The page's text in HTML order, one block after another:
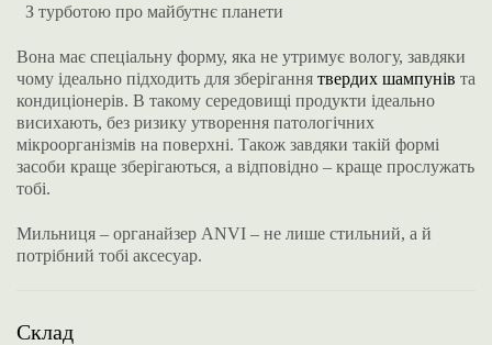
З турботою про майбутнє планети
Вона має спеціальну форму, яка не утримує вологу, завдяки
чому ідеально підходить для зберігання твердих шампунів та
кондиціонерів. В такому середовищі продукти ідеально
висихають, без ризику утворення патологічних
мікроорганізмів на поверхні. Також завдяки такій формі
засоби краще зберігаються, а відповідно – краще прослужать
тобі.
Мильниця – органайзер ANVI – не лише стильний, а й
потрібний тобі аксесуар.
Склад